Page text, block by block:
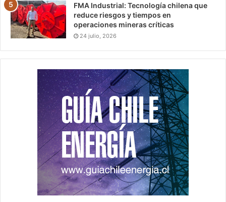
FMA Industrial: Tecnología chilena que
reduce riesgos y tiempos en
operaciones mineras críticas
24 julio, 2026